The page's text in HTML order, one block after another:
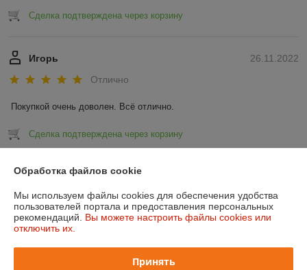
Сделка подтверждена через корзину
26.11.2022
Игорь
Отлично
Покупкой очень доволен. Всё отлично.
Сделка подтверждена через корзину
Показать все отзывы
О нас
Контакты
Обработка файлов cookie
Мы используем файлы cookies для обеспечения удобства
пользователей портала и предоставления персональных
рекомендаций. Вы можете настроить файлы cookies или
отключить их.
Принять